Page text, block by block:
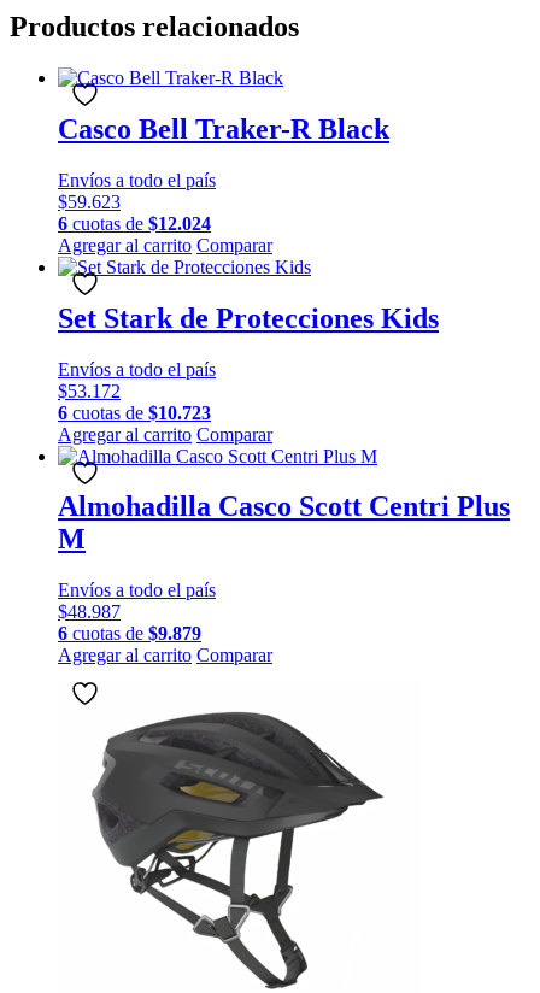
Productos relacionados
Casco Bell Traker-R Black
Envíos a todo el país
$59.623
6 cuotas de $12.024
Agregar al carrito Este
producto
múltiples
variantes.
opciones
pueden
elegir
en
página
de
Comparar
Set Stark de Protecciones Kids
Envíos a todo el país
$53.172
6 cuotas de $10.723
Agregar al carrito Este
producto
múltiples
variantes.
se
elegir
en
de
producto
Comparar
Almohadilla Casco Scott Centri Plus
M
Envíos a todo el país
$48.987
6 cuotas de $9.879
Agregar al carrito Comparar